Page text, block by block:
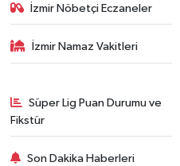
İzmir Nöbetçi Eczaneler
İzmir Namaz Vakitleri
Süper Lig Puan Durumu ve
Fikstür
Son Dakika Haberleri